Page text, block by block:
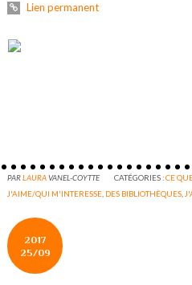
Lien permanent
PARLAURAVANEL-COYTTE CATÉGORIES :CE
J'AIME/QUI M'INTERESSE DES BIBLIOTHÈQUES
2017
25/09